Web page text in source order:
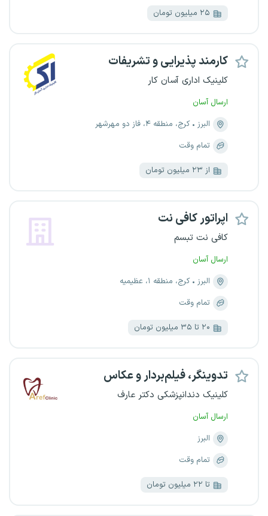
۲۵ میلیون تومان
کارمند پذیرایی و تشریفات
کلینیک اداری آسان کار
ارسال آسان
البرز
کرج، منطقه ۴، فاز دو مهرشهر
تمام وقت
از ۲۳ میلیون تومان
اپراتور کافی نت
کافی نت تبسم
ارسال آسان
البرز
کرج، منطقه ۱، عظیمیه
تمام وقت
۲۰ تا ۳۵ میلیون تومان
تدوینگر، فیلم‌بردار و عکاس
کلینیک دندانپزشکی دکتر عارف
ارسال آسان
البرز
تمام وقت
تا ۲۲ میلیون تومان